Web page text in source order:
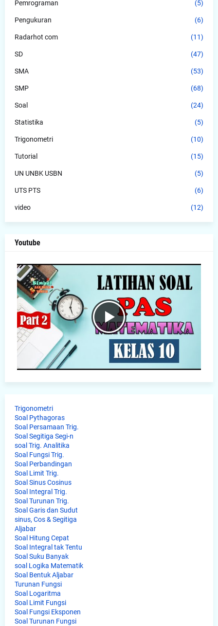
Pemrograman (5)
Pengukuran (6)
Radarhot com (11)
SD (47)
SMA (53)
SMP (68)
Soal (24)
Statistika (5)
Trigonometri (10)
Tutorial (15)
UN UNBK USBN (5)
UTS PTS (6)
video (12)
Youtube
Trigonometri
Soal Pythagoras
Soal Persamaan Trig.
Soal Segitiga Segi-n
soal Trig. Analitika
Soal Fungsi Trig.
Soal Perbandingan
Soal Limit Trig.
Soal Sinus Cosinus
Soal Integral Trig.
Soal Turunan Trig.
Soal Garis dan Sudut
sinus, Cos & Segitiga
Aljabar
Soal Hitung Cepat
Soal Integral tak Tentu
Soal Suku Banyak
soal Logika Matematik
Soal Bentuk Aljabar
Turunan Fungsi
Soal Logaritma
Soal Limit Fungsi
Soal Fungsi Eksponen
Soal Turunan Fungsi